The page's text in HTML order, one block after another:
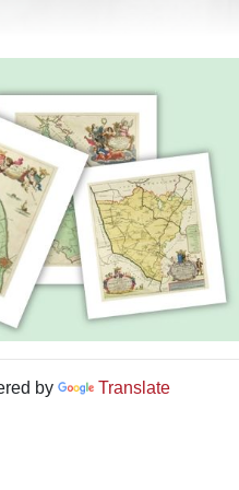
by Translate